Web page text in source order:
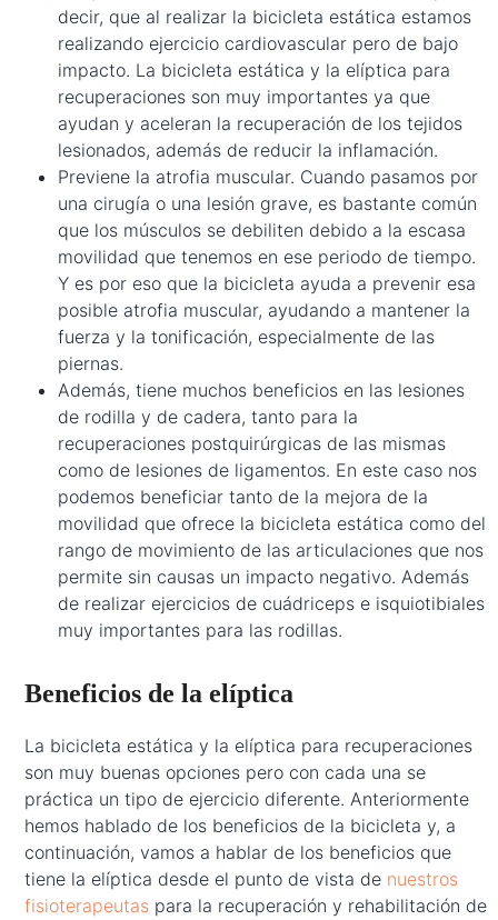
decir, que al realizar la bicicleta estática estamos
realizando ejercicio cardiovascular pero de bajo
impacto. La bicicleta estática y la elíptica para
recuperaciones son muy importantes ya que
ayudan y aceleran la recuperación de los tejidos
lesionados, además de reducir la inflamación.
Previene la atrofia muscular. Cuando pasamos por
una cirugía o una lesión grave, es bastante común
que los músculos se debiliten debido a la escasa
movilidad que tenemos en ese periodo de tiempo.
Y es por eso que la bicicleta ayuda a prevenir esa
posible atrofia muscular, ayudando a mantener la
fuerza y la tonificación, especialmente de las
piernas.
Además, tiene muchos beneficios en las lesiones
de rodilla y de cadera, tanto para la
recuperaciones postquirúrgicas de las mismas
como de lesiones de ligamentos. En este caso nos
podemos beneficiar tanto de la mejora de la
movilidad que ofrece la bicicleta estática como del
rango de movimiento de las articulaciones que nos
permite sin causas un impacto negativo. Además
de realizar ejercicios de cuádriceps e isquiotibiales
muy importantes para las rodillas.
Beneficios de la elíptica
La bicicleta estática y la elíptica para recuperaciones
son muy buenas opciones pero con cada una se
práctica un tipo de ejercicio diferente. Anteriormente
hemos hablado de los beneficios de la bicicleta y, a
continuación, vamos a hablar de los beneficios que
tiene la elíptica desde el punto de vista de nuestros
fisioterapeutas para la recuperación y rehabilitación de